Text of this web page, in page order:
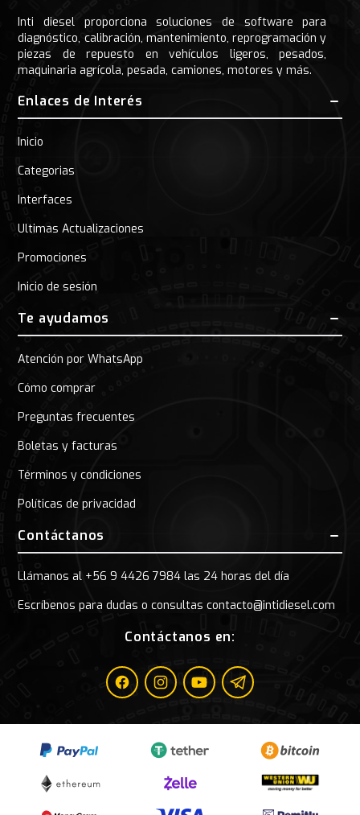
Inti diesel proporciona soluciones de software para
diagnóstico, calibración, mantenimiento, reprogramación y
piezas de repuesto en vehículos ligeros, pesados,
maquinaria agrícola, pesada, camiones, motores y más.
Enlaces de Interés
Inicio
Categorias
Interfaces
Ultimas Actualizaciones
Promociones
Inicio de sesión
Te ayudamos
Atención por WhatsApp
Cómo comprar
Preguntas frecuentes
Boletas y facturas
Términos y condiciones
Políticas de privacidad
Contáctanos
Llámanos al +56 9 4426 7984 las 24 horas del día
Escríbenos para dudas o consultas contacto@intidiesel.com
Contáctanos en:
FacebookInstagramYoutubeTelegram